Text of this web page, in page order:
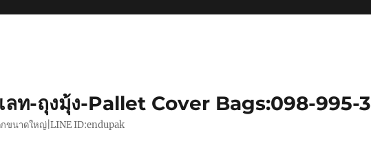
ลท-ถุงมุ้ง-Pallet Cover Bags:098-995-
กขนาดใหญ่|LINE ID:endupak